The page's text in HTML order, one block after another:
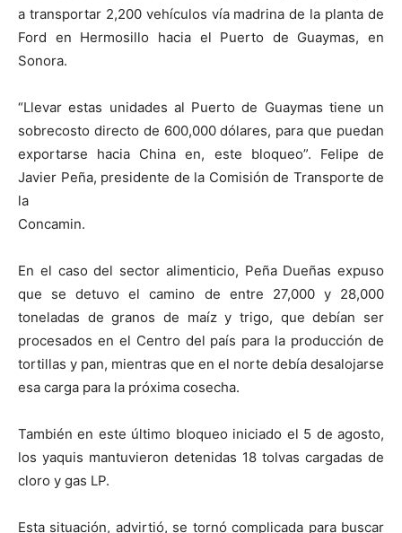
a transportar 2,200 vehículos vía madrina de la planta de
Ford en Hermosillo hacia el Puerto de Guaymas, en
Sonora.
“Llevar estas unidades al Puerto de Guaymas tiene un
sobrecosto directo de 600,000 dólares, para que puedan
exportarse hacia China en, este bloqueo”. Felipe de
Javier Peña, presidente de la Comisión de Transporte de
la
Concamin.
En el caso del sector alimenticio, Peña Dueñas expuso
que se detuvo el camino de entre 27,000 y 28,000
toneladas de granos de maíz y trigo, que debían ser
procesados en el Centro del país para la producción de
tortillas y pan, mientras que en el norte debía desalojarse
esa carga para la próxima cosecha.
También en este último bloqueo iniciado el 5 de agosto,
los yaquis mantuvieron detenidas 18 tolvas cargadas de
cloro y gas LP.
Esta situación, advirtió, se tornó complicada para buscar